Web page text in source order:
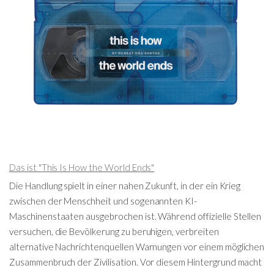
Das ist "This Is How the World Ends"
Die Handlung spielt in einer nahen Zukunft, in der ein Krieg
zwischen der Menschheit und sogenannten KI-
Maschinenstaaten ausgebrochen ist. Während offizielle Stellen
versuchen, die Bevölkerung zu beruhigen, verbreiten
alternative Nachrichtenquellen Warnungen vor einem möglichen
Zusammenbruch der Zivilisation. Vor diesem Hintergrund macht